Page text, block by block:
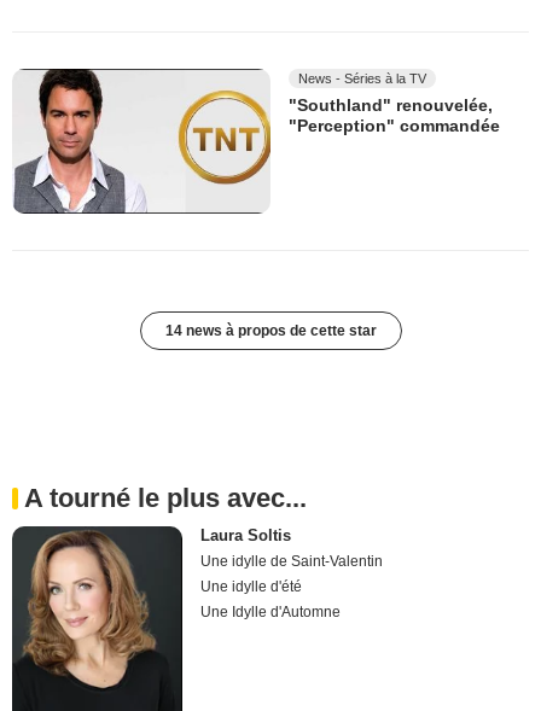
News - Séries à la TV
"Southland" renouvelée,
"Perception" commandée
14 news à propos de cette star
A tourné le plus avec...
Laura Soltis
Une idylle de Saint-Valentin
Une idylle d'été
Une Idylle d'Automne